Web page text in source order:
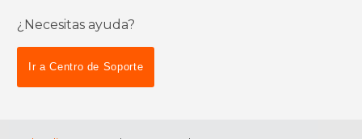
¿Necesitas ayuda?
Ir a Centro de Soporte